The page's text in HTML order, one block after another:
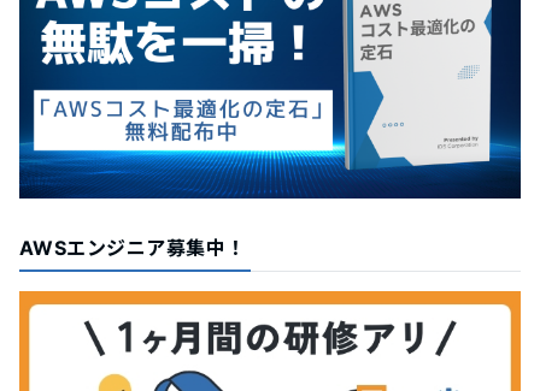
AWSエンジニア募集中！